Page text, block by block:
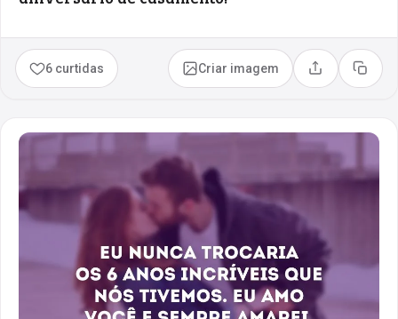
6 curtidas Criar imagem Compartilhar
Copiar